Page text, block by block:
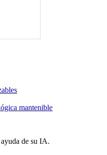
mantenible
de su IA.